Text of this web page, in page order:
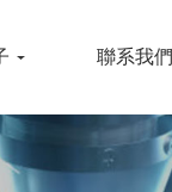
聯系我們